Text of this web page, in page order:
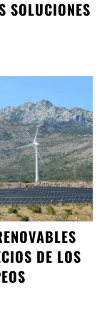
SOLUCIONES
DE LOS